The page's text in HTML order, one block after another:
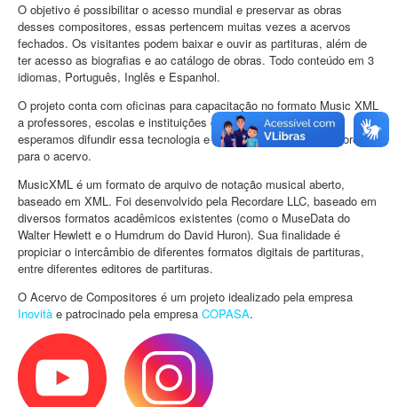
O objetivo é possibilitar o acesso mundial e preservar as obras
desses compositores, essas pertencem muitas vezes a acervos
fechados. Os visitantes podem baixar e ouvir as partituras, além de
ter acesso as biografias e ao catálogo de obras. Todo conteúdo em 3
idiomas, Português, Inglês e Espanhol.
O projeto conta com oficinas para capacitação no formato Music XML
a professores, escolas e instituições de musicas. Com isso
esperamos difundir essa tecnologia e assim ter mais colaboradores
para o acervo.
MusicXML é um formato de arquivo de notação musical aberto,
baseado em XML. Foi desenvolvido pela Recordare LLC, baseado em
diversos formatos acadêmicos existentes (como o MuseData do
Walter Hewlett e o Humdrum do David Huron). Sua finalidade é
propiciar o intercâmbio de diferentes formatos digitais de partituras,
entre diferentes editores de partituras.
O Acervo de Compositores é um projeto idealizado pela empresa
Inovità e patrocinado pela empresa COPASA.